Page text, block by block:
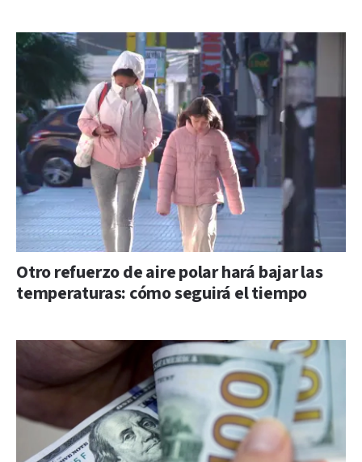
Otro refuerzo de aire polar hará bajar las
temperaturas: cómo seguirá el tiempo